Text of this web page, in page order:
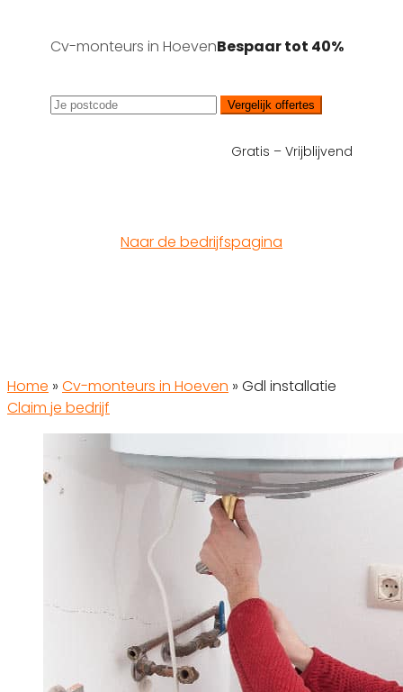
Cv-monteurs in HoevenBespaar tot 40%
Vergelijk offertes
Gratis – Vrijblijvend
Naar de bedrijfspagina
Home » Cv-monteurs in Hoeven » Gdl installatie
Claim je bedrijf